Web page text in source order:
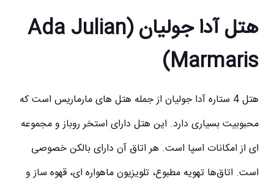
هتل آدا جولیان (Ada Julian
Marmaris)
هتل 4 ستاره آدا جولیان از جمله هتل های مارماریس است که
محبوبیت بسیاری دارد. این هتل دارای استخر روباز و مجموعه
ای از امکانات اسپا است. هر اتاق آن دارای بالکن خصوصی
است. اتاق‌ها تهویه مطبوع، تلویزیون ماهواره ای، قهوه ساز و